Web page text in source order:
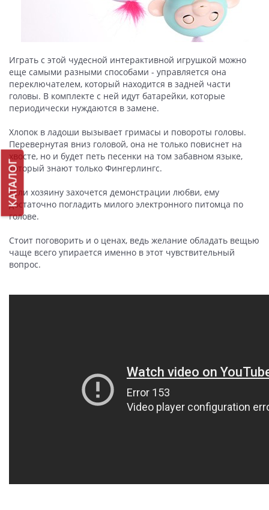
КАТАЛОГ
Играть с этой чудесной интерактивной игрушкой можно
еще самыми разными способами - управляется она
переключателем, который находится в задней части
головы. В комплекте с ней идут батарейки, которые
периодически нуждаются в замене.
Хлопок в ладоши вызывает гримасы и повороты головы.
Перевернутая вниз головой, она не только повиснет на
хвосте, но и будет петь песенки на том забавном языке,
который знают только Фингерлингс.
Если хозяину захочется демонстрации любви, ему
достаточно погладить милого электронного питомца по
голове.
Стоит поговорить и о ценах, ведь желание обладать вещью
чаще всего упирается именно в этот чувствительный
вопрос.